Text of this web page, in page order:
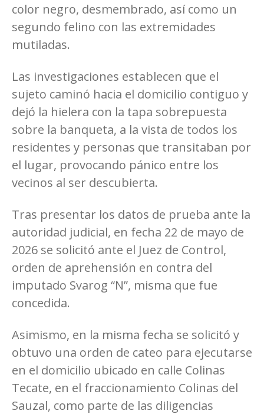
color negro, desmembrado, así como un
segundo felino con las extremidades
mutiladas.
Las investigaciones establecen que el
sujeto caminó hacia el domicilio contiguo y
dejó la hielera con la tapa sobrepuesta
sobre la banqueta, a la vista de todos los
residentes y personas que transitaban por
el lugar, provocando pánico entre los
vecinos al ser descubierta.
Tras presentar los datos de prueba ante la
autoridad judicial, en fecha 22 de mayo de
2026 se solicitó ante el Juez de Control,
orden de aprehensión en contra del
imputado Svarog “N”, misma que fue
concedida.
Asimismo, en la misma fecha se solicitó y
obtuvo una orden de cateo para ejecutarse
en el domicilio ubicado en calle Colinas
Tecate, en el fraccionamiento Colinas del
Sauzal, como parte de las diligencias